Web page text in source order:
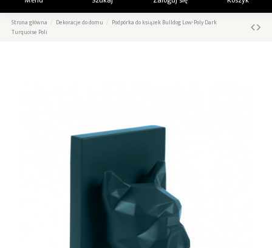
Strona główna Dekoracje do domu
Podpórka do książek Bulldog Low-Poly Dark
Turquoise Poli